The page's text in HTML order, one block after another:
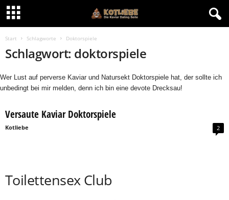
Start Schlagworte Doktorspiele
Schlagwort: doktorspiele
Wer Lust auf perverse Kaviar und Natursekt Doktorspiele hat, der sollte ich
unbedingt bei mir melden, denn ich bin eine devote Drecksau!
Versaute Kaviar Doktorspiele
Kotliebe 2
Toilettensex Club